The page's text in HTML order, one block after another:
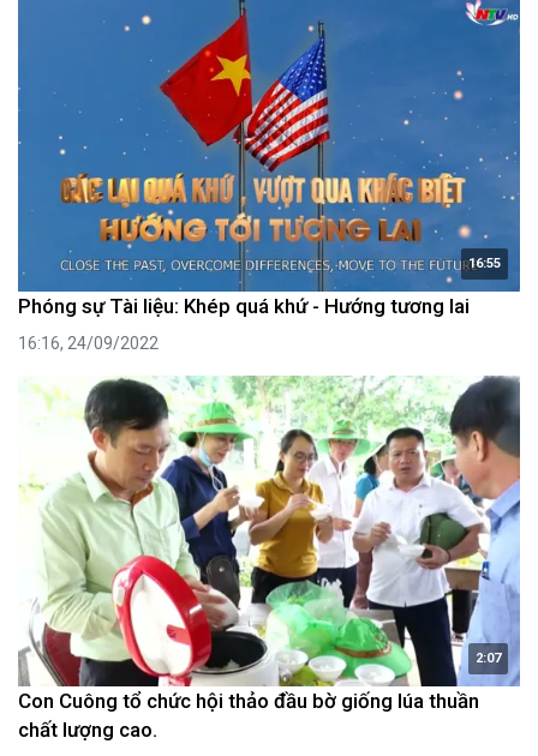
16:55
Phóng sự Tài liệu: Khép quá khứ - Hướng tương lai
16:16, 24/09/2022
2:07
Con Cuông tổ chức hội thảo đầu bờ giống lúa thuần
chất lượng cao.